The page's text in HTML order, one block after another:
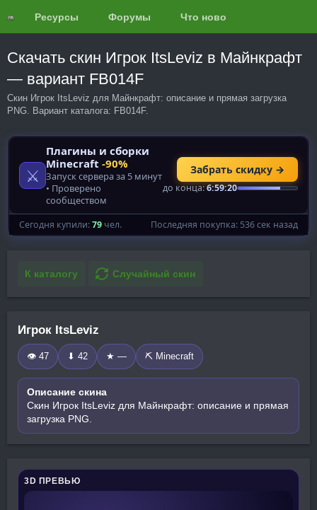
Ресурсы Форумы Что нового?
Скачать скин Игрок ItsLeviz в Майнкрафт
— вариант FB014F
Скин Игрок ItsLeviz для Майнкрафт: описание и прямая загрузка
PNG. Вариант каталога: FB014F.
К каталогу Случайный скин
Игрок ItsLeviz
👁 47 ⬇ 42 ★ — ⛏️ Minecraft
Описание скина
Скин Игрок ItsLeviz для Майнкрафт: описание и прямая
загрузка PNG.
3D ПРЕВЬЮ